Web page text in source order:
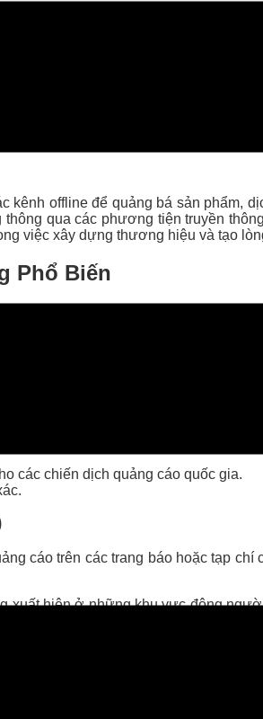
offline để quảng bá sản phẩm,
qua các phương tiện truyền
việc xây dựng thương hiệu và tạo
Phổ Biến
tiết về cách thức hoạt động và ưu
các chương trình, phim, hoặc spot
quả trong các chương trình thu hút
trên các đài phát thanh. Quảng
truyền hình nhưng vẫn có thể đạt được
các chiến dịch quảng cáo quốc gia.
cáo trên các trang báo hoặc tạp
xuất hiện ở những khu vực đông